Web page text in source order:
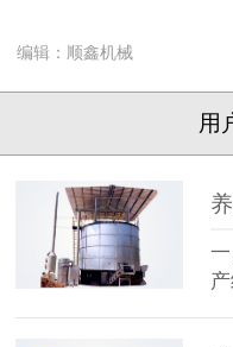
编辑： 顺鑫机械
用